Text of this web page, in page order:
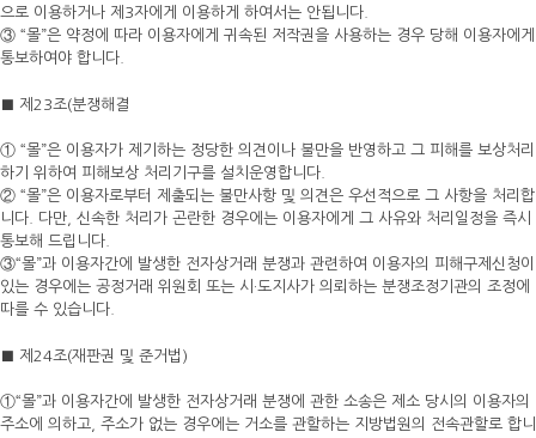
으로 이용하거나 제3자에게 이용하게 하여서는 안됩니다.
③ “몰”은 약정에 따라 이용자에게 귀속된 저작권을 사용하는 경우 당해 이용자에게
통보하여야 합니다.
■ 제23조(분쟁해결
① “몰”은 이용자가 제기하는 정당한 의견이나 불만을 반영하고 그 피해를 보상처리
하기 위하여 피해보상 처리기구를 설치운영합니다.
② “몰”은 이용자로부터 제출되는 불만사항 및 의견은 우선적으로 그 사항을 처리합
니다. 다만, 신속한 처리가 곤란한 경우에는 이용자에게 그 사유와 처리일정을 즉시
통보해 드립니다.
③“몰”과 이용자간에 발생한 전자상거래 분쟁과 관련하여 이용자의 피해구제신청이
있는 경우에는 공정거래 위원회 또는 시·도지사가 의뢰하는 분쟁조정기관의 조정에
따를 수 있습니다.
■ 제24조(재판권 및 준거법)
①“몰”과 이용자간에 발생한 전자상거래 분쟁에 관한 소송은 제소 당시의 이용자의
주소에 의하고, 주소가 없는 경우에는 거소를 관할하는 지방법원의 전속관할로 합니